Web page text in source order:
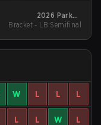
2026 Parken
Challenger
Bracket - LB Semifinal
W L L L
L L W L